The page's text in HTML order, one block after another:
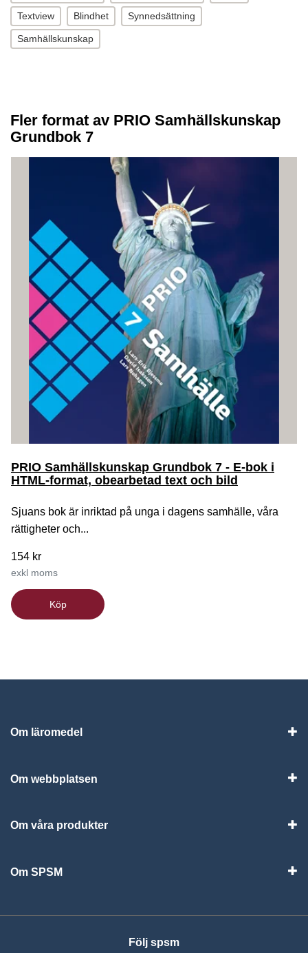
Textview Blindhet Synnedsättning
Samhällskunskap
Fler format av PRIO Samhällskunskap
Grundbok 7
PRIO Samhällskunskap Grundbok 7 - E-bok i
HTML-format, obearbetad text och bild
Sjuans bok är inriktad på unga i dagens samhälle, våra
rättigheter och...
154 kr
exkl moms
Köp
Om läromedel
Om webbplatsen
Om våra produkter
Om SPSM
Följ spsm